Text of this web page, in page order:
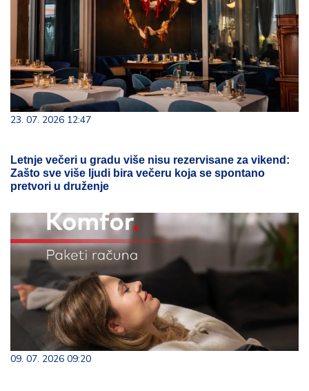
23. 07. 2026 12:47
Letnje večeri u gradu više nisu rezervisane za vikend:
Zašto sve više ljudi bira večeru koja se spontano
pretvori u druženje
09. 07. 2026 09:20